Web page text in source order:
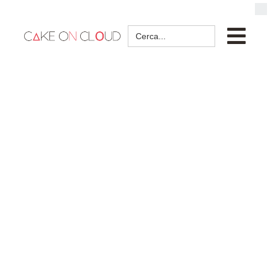
Search
for: